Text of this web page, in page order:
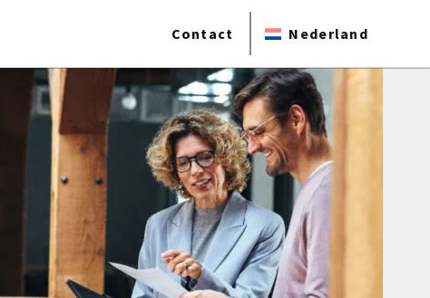
Contact Nederland